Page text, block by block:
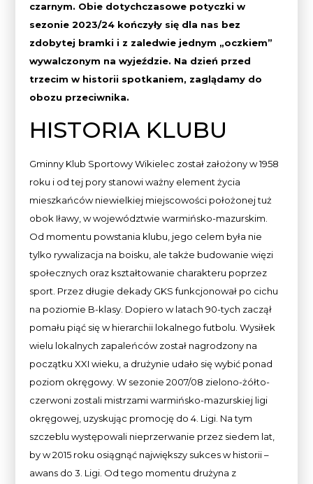
czarnym. Obie dotychczasowe potyczki w
sezonie 2023/24 kończyły się dla nas bez
zdobytej bramki i z zaledwie jednym „oczkiem”
wywalczonym na wyjeździe. Na dzień przed
trzecim w historii spotkaniem, zaglądamy do
obozu przeciwnika.
HISTORIA KLUBU
Gminny Klub Sportowy Wikielec został założony w 1958
roku i od tej pory stanowi ważny element życia
mieszkańców niewielkiej miejscowości położonej tuż
obok Iławy, w województwie warmińsko-mazurskim.
Od momentu powstania klubu, jego celem była nie
tylko rywalizacja na boisku, ale także budowanie więzi
społecznych oraz kształtowanie charakteru poprzez
sport. Przez długie dekady GKS funkcjonował po cichu
na poziomie B-klasy. Dopiero w latach 90-tych zaczął
pomału piąć się w hierarchii lokalnego futbolu. Wysiłek
wielu lokalnych zapaleńców został nagrodzony na
początku XXI wieku, a drużynie udało się wybić ponad
poziom okręgowy. W sezonie 2007/08 zielono-żółto-
czerwoni zostali mistrzami warmińsko-mazurskiej ligi
okręgowej, uzyskując promocję do 4. Ligi. Na tym
szczeblu występowali nieprzerwanie przez siedem lat,
by w 2015 roku osiągnąć największy sukces w historii –
awans do 3. Ligi. Od tego momentu drużyna z